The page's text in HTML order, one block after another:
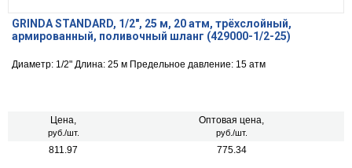
GRINDA STANDARD, 1/2″, 25 м, 20 атм, трёхслойный,
армированный, поливочный шланг (429000-1/2-25)
Диаметр: 1/2" Длина: 25 м Предельное давление: 15 атм
Цена,
руб./шт.
Оптовая цена,
руб./шт.
811.97 775.34